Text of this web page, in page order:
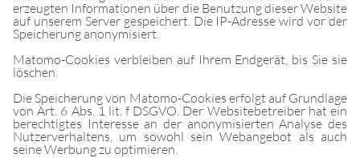
erzeugten Informationen über die Benutzung dieser Website
auf unserem Server gespeichert. Die IP-Adresse wird vor der
Speicherung anonymisiert.
Matomo-Cookies verbleiben auf Ihrem Endgerät, bis Sie sie
löschen.
Die Speicherung von Matomo-Cookies erfolgt auf Grundlage
von Art. 6 Abs. 1 lit. f DSGVO. Der Websitebetreiber hat ein
berechtigtes Interesse an der anonymisierten Analyse des
Nutzerverhaltens, um sowohl sein Webangebot als auch
seine Werbung zu optimieren.